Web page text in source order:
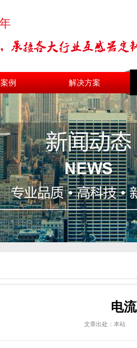
例 解决方案
电
文章出处：本站